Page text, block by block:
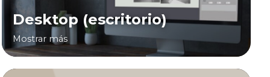
Desktop (escritorio)
Mostrar más